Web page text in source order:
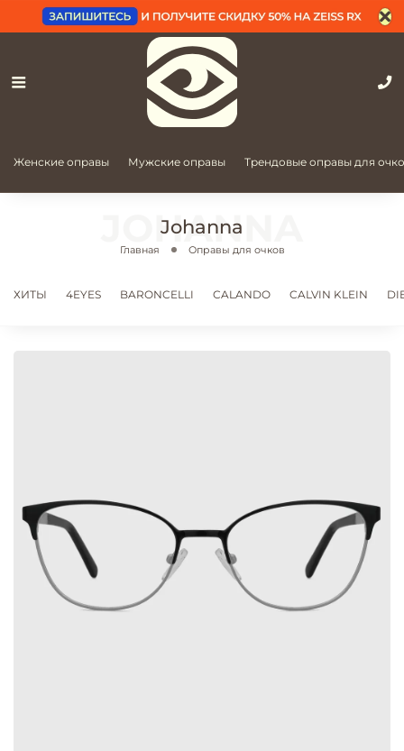
Женские оправы Мужские оправы Трендовые оправы для
Johanna
Главная Оправы для очков
ХИТЫ 4EYES BARONCELLI CALANDO CALVIN KLEIN